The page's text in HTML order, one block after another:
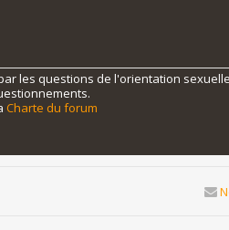
les questions de l'orientation
Charte du forum